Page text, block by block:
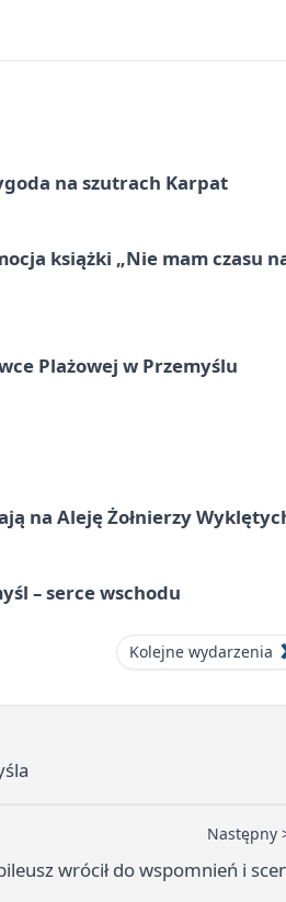
na szutrach Karpat
książki „Nie mam czasu
Plażowej w Przemyślu
na Aleję Żołnierzy
– serce wschodu
Kolejne wydarzenia
Następny
wrócił do wspomnień i